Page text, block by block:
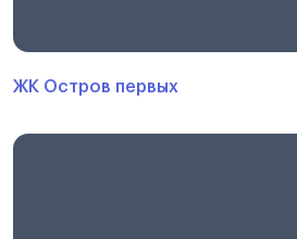
ЖК Остров первых